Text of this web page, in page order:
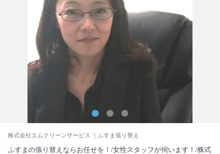
株式会社エムクリーンサービス ｜ふすま張り替え
ふすまの張り替えならお任せを！/女性スタッフが伺います！/株式